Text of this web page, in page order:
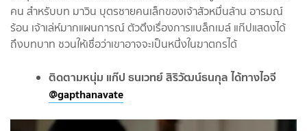
คน สำหรับบท มาวิน บุตรชายคนเล็กของเจ้าสัวหมื่นล้าน อารมณ์
ร้อน เจ้าเล่ห์มากแผนการณ์ ตัวตึงเรื่องการแบล็กเมล์ แก๊ปแสดงได้
ถึงบทบาท ชวนให้เชื่อว่าเขาอาจจะเป็นหนึ่งในฆาตกรได้
ติดตามหนุ่ม แก๊ป ธนเวทย์ สิริวัฒน์ธนกุล ได้ทางไอจี
@gapthanavate